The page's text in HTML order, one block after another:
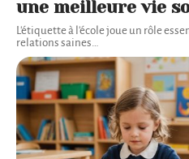
une meilleure vie
L'étiquette à l'école joue un rôle
relations saines